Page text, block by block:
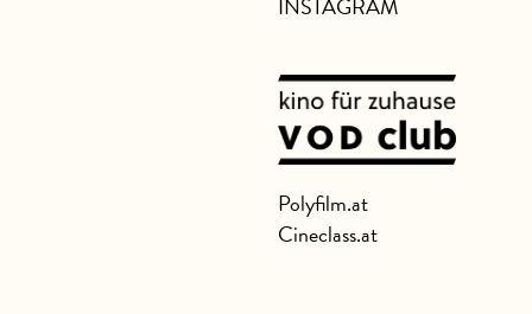
INSTAGRAM
Polyfilm.at
Cineclass.at